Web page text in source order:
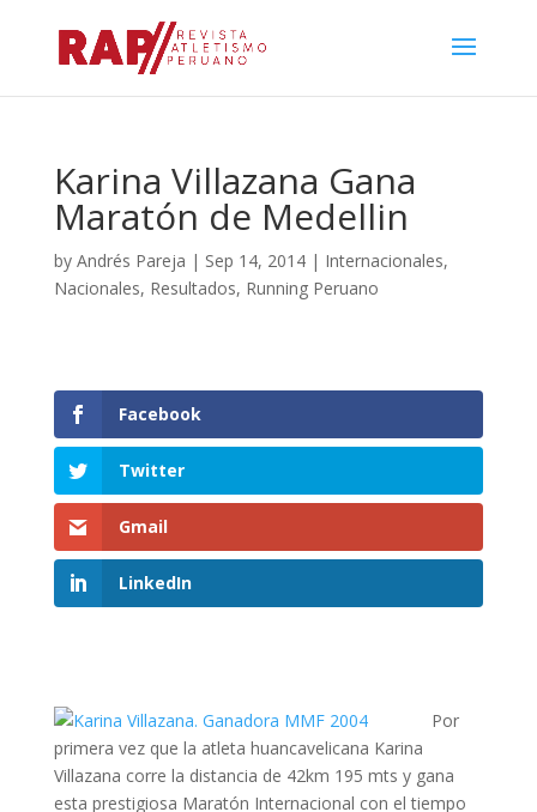
Karina Villazana Gana
Maratón de Medellin
by Andrés Pareja | Sep 14, 2014| Internacionales,
Nacionales, Resultados, Running Peruano
Facebook
Twitter
Gmail
LinkedIn
Por
primera vez que la atleta huancavelicana Karina
Villazana corre la distancia de 42km 195 mts y gana
esta prestigiosa Maratón Internacional con el tiempo